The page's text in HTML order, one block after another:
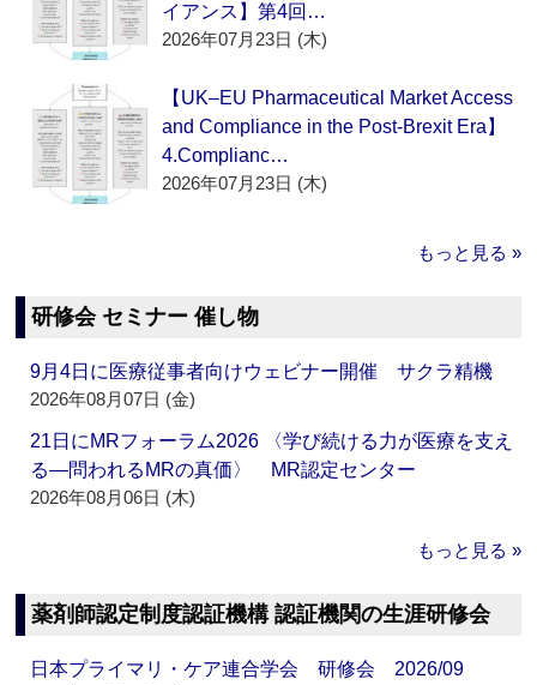
イアンス】第4回…
2026年07月23日 (木)
【UK–EU Pharmaceutical Market Access
and Compliance in the Post-Brexit Era】
4.Complianc…
2026年07月23日 (木)
もっと見る »
研修会 セミナー 催し物
9月4日に医療従事者向けウェビナー開催 サクラ精機
2026年08月07日 (金)
21日にMRフォーラム2026 〈学び続ける力が医療を支え
る―問われるMRの真価〉 MR認定センター
2026年08月06日 (木)
もっと見る »
薬剤師認定制度認証機構 認証機関の生涯研修会
日本プライマリ・ケア連合学会 研修会 2026/09